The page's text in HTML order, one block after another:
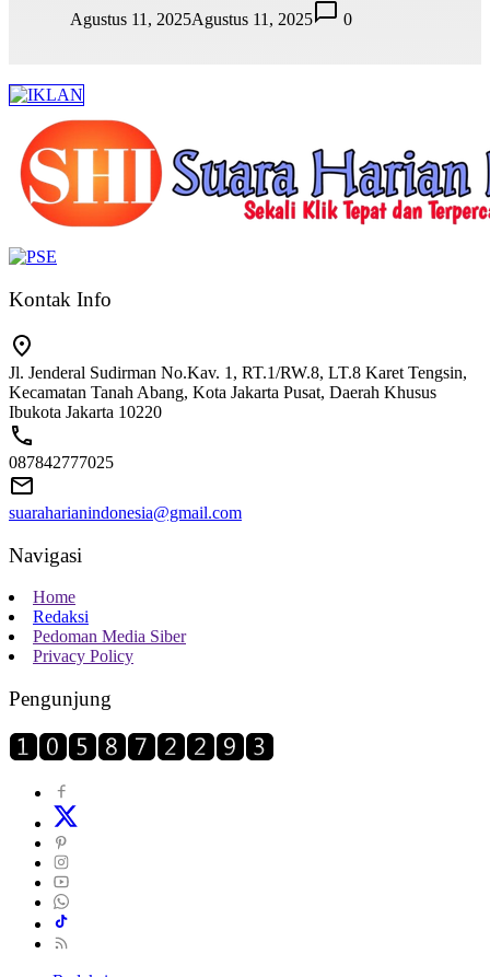
Agustus 11, 2025Agustus 11, 2025 0
Kontak Info
Jl. Jenderal Sudirman No.Kav. 1, RT.1/RW.8, LT.8 Karet Tengsin,
Kecamatan Tanah Abang, Kota Jakarta Pusat, Daerah Khusus
Ibukota Jakarta 10220
087842777025
suaraharianindonesia@gmail.com
Navigasi
Home
Redaksi
Pedoman Media Siber
Privacy Policy
Pengunjung